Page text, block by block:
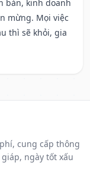
bán, kinh doanh
mừng. Mọi việc
thì sẽ khỏi, gia
cung cấp thông
ngày tốt xấu